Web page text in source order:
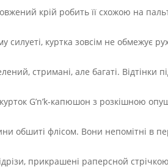
крій робить її схожою на
силуеті, куртка зовсім не обмежує
стримані, але багаті. Відтінки
G’n’k-капюшон з розкішною
обшиті флісом. Вони непомітні в
прикрашені раперсной